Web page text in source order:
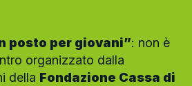
posto per giovani”: non è
organizzato dalla
della Fondazione Cassa di